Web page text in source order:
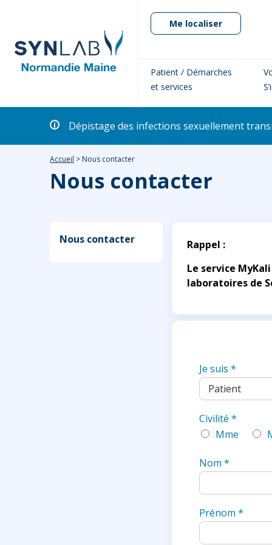
Me localiser
Patient / Démarches
et services
Dépistage des infections sexuellement
Accueil > Nous contacter
Nous contacter
Nous contacter
Rappel :
Le service
laboratoires de
Je suis*
Civilité*
Mme
Nom*
Prénom*